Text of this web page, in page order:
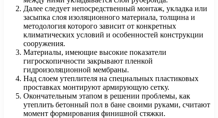
Далее следует непосредственный монтаж, укладка или
засыпка слоя изоляционного материала, толщина и
методология которого зависит от конкретных
климатических условий и особенностей конструкции
сооружения.
Материалы, имеющие высокие показатели
гигроскопичности закрывают пленкой
гидроизоляционной мембраны.
Над слоем утеплителя на специальных пластиковых
проставках монтируют армирующую сетку.
Окончательным этапом в решении проблемы, как
утеплить бетонный пол в бане своими руками, считают
момент формирования финишной стяжки.